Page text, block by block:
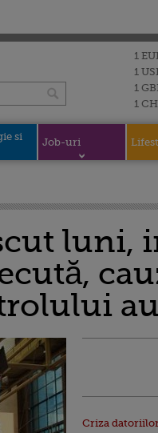
1
1
1
1
si
Job-uri
luni,
Criza